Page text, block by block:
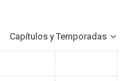
Capítulos y Temporadas